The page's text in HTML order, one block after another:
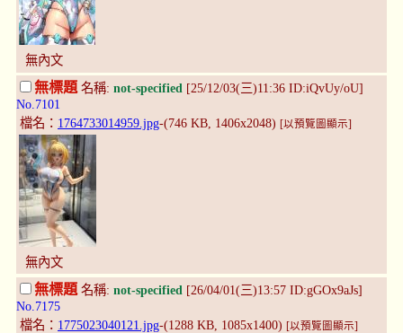
無內文
無標題名稱: not-specified [25/12/03(三)11:36 ID:iQvUy/oU]
No.7101
檔名： 1764733014959.jpg-(746 KB, 1406x2048) [以預覽圖顯示]
無內文
無標題 名稱: not-specified [26/04/01(三)13:57 ID:gGOx9aJs]
No.7175
檔名： 1775023040121.jpg-(1288 KB, 1085x1400) [以預覽圖顯示]